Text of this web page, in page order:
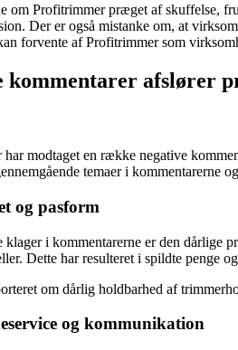
om Profitrimmer præget af skuffelse,
Der er også mistanke om, at
forvente af Profitrimmer som
kommentarer afslører
modtaget en række negative
temaer i kommentarerne
og pasform
i kommentarerne er den dårlige
Dette har resulteret i spildte penge
om dårlig holdbarhed af
og kommunikation